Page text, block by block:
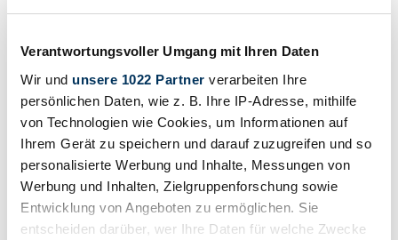
Verantwortungsvoller Umgang mit Ihren Daten
Wir und unsere 1022 Partner verarbeiten Ihre
persönlichen Daten, wie z. B. Ihre IP-Adresse, mithilfe
von Technologien wie Cookies, um Informationen auf
Ihrem Gerät zu speichern und darauf zuzugreifen und so
personalisierte Werbung und Inhalte, Messungen von
Werbung und Inhalten, Zielgruppenforschung sowie
Entwicklung von Angeboten zu ermöglichen. Sie
entscheiden darüber, wer Ihre Daten für welche Zwecke